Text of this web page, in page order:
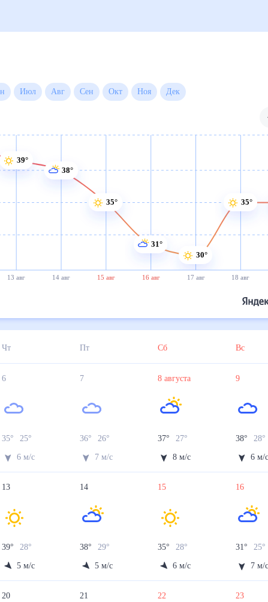
Июн Июл Авг Сен Окт Ноя
13 авг 14 авг 15 авг 16 авг 17 авг 18 авг
39°
38°
35°
31°
30°
35°
Чт Пт Сб Вс
6
35° 25°
6 м/с
7
36° 26
7 м/с
8 августа
37° 27°
8 м/с
9
38° 28
6 м/
13
39° 28
5 м/с
14
38° 29
5 м/с
15
35° 28
6 м/с
16
31° 25°
7 м/
20 21 22 23